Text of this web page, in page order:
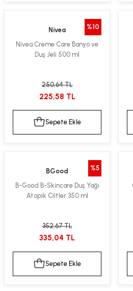
%10
Nivea
Nivea Creme Care Banyo ve
Duş Jeli 500 ml
250,64 TL
225,58 TL
Sepete Ekle
%5
BGood
B-Good B-Skincare Duş Yağı
Atopik Ciltler 350 ml
352,67 TL
335,04 TL
Sepete Ekle